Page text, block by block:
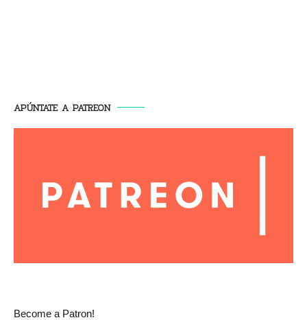
APÚNTATE A PATREON
Become a Patron!